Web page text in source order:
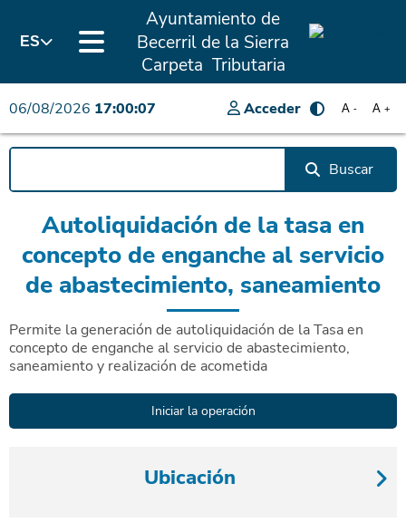
ES
Ayuntamiento de
Becerril de la Sierra
Carpeta Tributaria
06/08/2026 17:00:07 Acceder A +
A -
Buscar
Autoliquidación de la tasa en
concepto de enganche al servicio
de abastecimiento, saneamiento
Permite la generación de autoliquidación de la Tasa en
concepto de enganche al servicio de abastecimiento,
saneamiento y realización de acometida
Ubicación